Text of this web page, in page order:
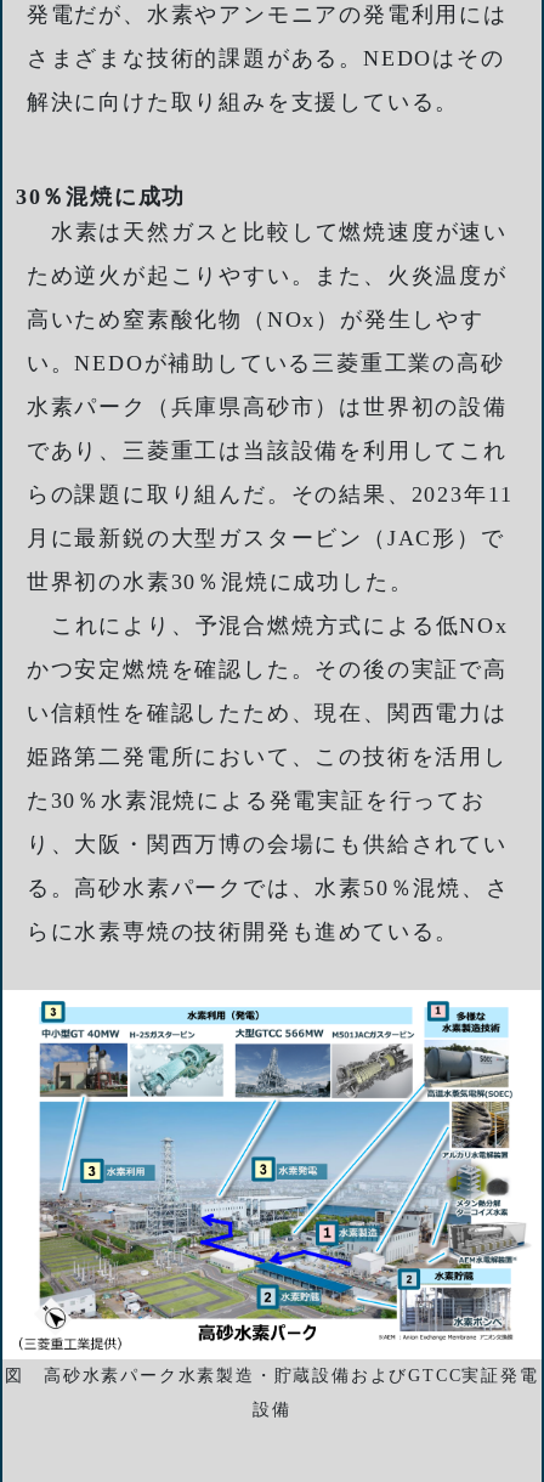
発電だが、水素やアンモニアの発電利用には
さまざまな技術的課題がある。NEDOはその
解決に向けた取り組みを支援している。
30％混焼に成功
水素は天然ガスと比較して燃焼速度が速い
ため逆火が起こりやすい。また、火炎温度が
高いため窒素酸化物（NOx）が発生しやす
い。NEDOが補助している三菱重工業の高砂
水素パーク（兵庫県高砂市）は世界初の設備
であり、三菱重工は当該設備を利用してこれ
らの課題に取り組んだ。その結果、2023年11
月に最新鋭の大型ガスタービン（JAC形）で
世界初の水素30％混焼に成功した。
これにより、予混合燃焼方式による低NOx
かつ安定燃焼を確認した。その後の実証で高
い信頼性を確認したため、現在、関西電力は
姫路第二発電所において、この技術を活用し
た30％水素混焼による発電実証を行ってお
り、大阪・関西万博の会場にも供給されてい
る。高砂水素パークでは、水素50％混焼、さ
らに水素専焼の技術開発も進めている。
図 高砂水素パーク水素製造・貯蔵設備およびGTCC実証発電
設備